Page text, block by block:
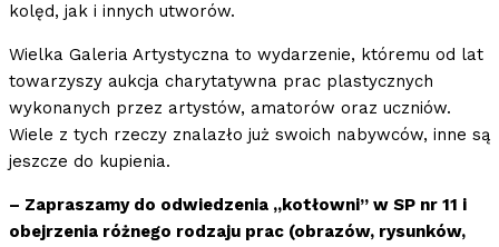
kolęd, jak i innych utworów.
Wielka Galeria Artystyczna to wydarzenie, któremu od lat
towarzyszy aukcja charytatywna prac plastycznych
wykonanych przez artystów, amatorów oraz uczniów.
Wiele z tych rzeczy znalazło już swoich nabywców, inne są
jeszcze do kupienia.
– Zapraszamy do odwiedzenia „kotłowni” w SP nr 11 i
obejrzenia różnego rodzaju prac (obrazów, rysunków,